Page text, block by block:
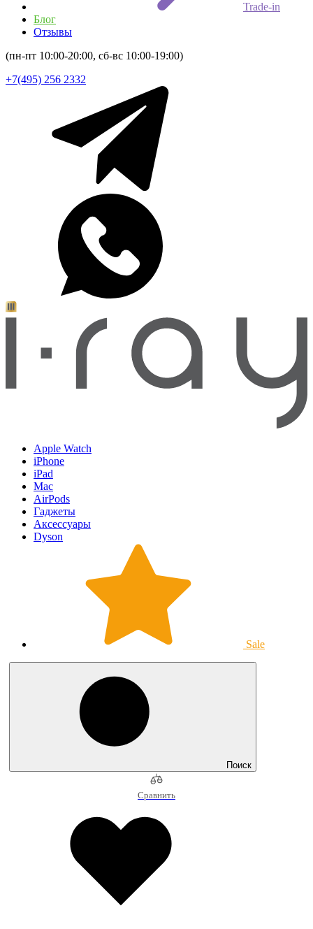
Trade-in
Блог
Отзывы
(пн-пт 10:00-20:00, сб-вс 10:00-19:00)
+7(495) 256 2332
Apple Watch
iPhone
iPad
Mac
AirPods
Гаджеты
Аксессуары
Dyson
Sale
Поиск
Сравнить